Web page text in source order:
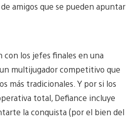
amigos que se pueden apuntar
con los jefes finales en una
un multijugador competitivo que
más tradicionales. Y por si los
total, Defiance incluye
la conquista (por el bien del